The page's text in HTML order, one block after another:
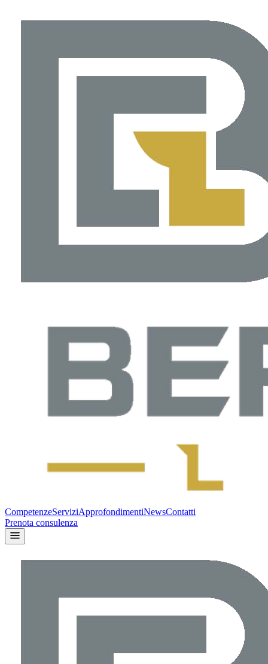
CompetenzeServiziApprofondimentiNewsContatti
Prenota consulenza